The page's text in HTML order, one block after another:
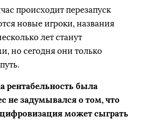
происходит перезапуск
новые игроки, названия
лет станут
но сегодня они только
рентабельность была
не задумывался о том, что
цифровизация может сыграть